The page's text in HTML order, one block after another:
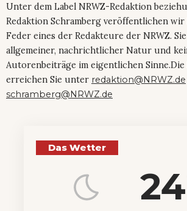
Unter dem Label NRWZ-Redaktion
Redaktion Schramberg veröffentlichen
Feder eines der Redakteure der NRWZ.
allgemeiner, nachrichtlicher Natur und
Autorenbeiträge im eigentlichen Sinne.Die
erreichen Sie unter redaktion@NRWZ.de
schramberg@NRWZ.de
Das Wetter
24